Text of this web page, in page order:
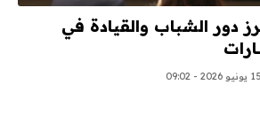
دور الشباب والقيادة في